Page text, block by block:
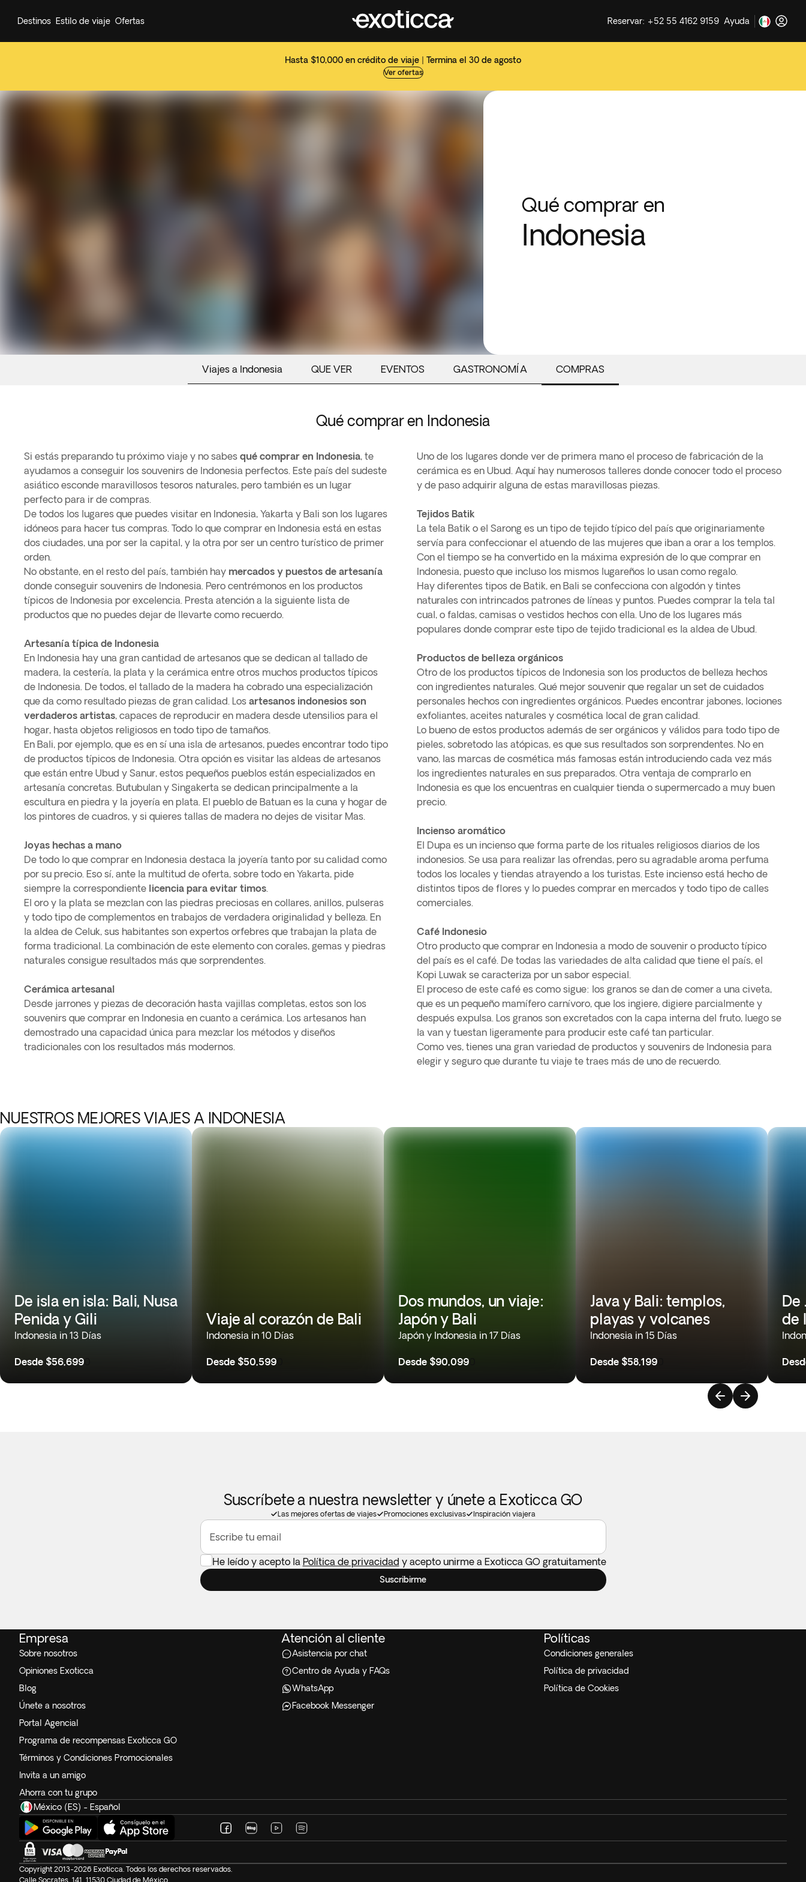
Hasta $10,000 en crédito de viaje | Termina el 30 de agosto
Ver ofertas
Destinos Estilo de viaje Ofertas Reservar: +52 55 4162 9159 Ayuda
Qué comprar en
Indonesia
Viajes a Indonesia QUE VER EVENTOS GASTRONOMÍA COMPRAS
Qué comprar en Indonesia
Si estás preparando tu próximo viaje y no sabes qué comprar en Indonesia, te
ayudamos a conseguir los souvenirs de Indonesia perfectos. Este país del sudeste
asiático esconde maravillosos tesoros naturales, pero también es un lugar
perfecto para ir de compras.
De todos los lugares que puedes visitar en Indonesia, Yakarta y Bali son los lugares
idóneos para hacer tus compras. Todo lo que comprar en Indonesia está en estas
dos ciudades, una por ser la capital, y la otra por ser un centro turístico de primer
orden.
No obstante, en el resto del país, también hay mercados y puestos de artesanía
donde conseguir souvenirs de Indonesia. Pero centrémonos en los productos
típicos de Indonesia por excelencia. Presta atención a la siguiente lista de
productos que no puedes dejar de llevarte como recuerdo.
Artesanía típica de Indonesia
En Indonesia hay una gran cantidad de artesanos que se dedican al tallado de
madera, la cestería, la plata y la cerámica entre otros muchos productos típicos
de Indonesia. De todos, el tallado de la madera ha cobrado una especialización
que da como resultado piezas de gran calidad. Los artesanos indonesios son
verdaderos artistas, capaces de reproducir en madera desde utensilios para el
hogar, hasta objetos religiosos en todo tipo de tamaños.
En Bali, por ejemplo, que es en sí una isla de artesanos, puedes encontrar todo tipo
de productos típicos de Indonesia. Otra opción es visitar las aldeas de artesanos
que están entre Ubud y Sanur, estos pequeños pueblos están especializados en
artesanía concretas. Butubulan y Singakerta se dedican principalmente a la
escultura en piedra y la joyería en plata. El pueblo de Batuan es la cuna y hogar de
los pintores de cuadros, y si quieres tallas de madera no dejes de visitar Mas.
Joyas hechas a mano
De todo lo que comprar en Indonesia destaca la joyería tanto por su calidad como
por su precio. Eso sí, ante la multitud de oferta, sobre todo en Yakarta, pide
siempre la correspondiente licencia para evitar timos.
El oro y la plata se mezclan con las piedras preciosas en collares, anillos, pulseras
y todo tipo de complementos en trabajos de verdadera originalidad y belleza. En
la aldea de Celuk, sus habitantes son expertos orfebres que trabajan la plata de
forma tradicional. La combinación de este elemento con corales, gemas y piedras
naturales consigue resultados más que sorprendentes.
Cerámica artesanal
Desde jarrones y piezas de decoración hasta vajillas completas, estos son los
souvenirs que comprar en Indonesia en cuanto a cerámica. Los artesanos han
demostrado una capacidad única para mezclar los métodos y diseños
tradicionales con los resultados más modernos.
Uno de los lugares donde ver de primera mano el proceso de fabricación de la
cerámica es en Ubud. Aquí hay numerosos talleres donde conocer todo el proceso
y de paso adquirir alguna de estas maravillosas piezas.
Tejidos Batik
La tela Batik o el Sarong es un tipo de tejido típico del país que originariamente
servía para confeccionar el atuendo de las mujeres que iban a orar a los templos.
Con el tiempo se ha convertido en la máxima expresión de lo que comprar en
Indonesia, puesto que incluso los mismos lugareños lo usan como regalo.
Hay diferentes tipos de Batik, en Bali se confecciona con algodón y tintes
naturales con intrincados patrones de líneas y puntos. Puedes comprar la tela tal
cual, o faldas, camisas o vestidos hechos con ella. Uno de los lugares más
populares donde comprar este tipo de tejido tradicional es la aldea de Ubud.
Productos de belleza orgánicos
Otro de los productos típicos de Indonesia son los productos de belleza hechos
con ingredientes naturales. Qué mejor souvenir que regalar un set de cuidados
personales hechos con ingredientes orgánicos. Puedes encontrar jabones, lociones
exfoliantes, aceites naturales y cosmética local de gran calidad.
Lo bueno de estos productos además de ser orgánicos y válidos para todo tipo de
pieles, sobretodo las atópicas, es que sus resultados son sorprendentes. No en
vano, las marcas de cosmética más famosas están introduciendo cada vez más
los ingredientes naturales en sus preparados. Otra ventaja de comprarlo en
Indonesia es que los encuentras en cualquier tienda o supermercado a muy buen
precio.
Incienso aromático
El Dupa es un incienso que forma parte de los rituales religiosos diarios de los
indonesios. Se usa para realizar las ofrendas, pero su agradable aroma perfuma
todos los locales y tiendas atrayendo a los turistas. Este incienso está hecho de
distintos tipos de flores y lo puedes comprar en mercados y todo tipo de calles
comerciales.
Café Indonesio
Otro producto que comprar en Indonesia a modo de souvenir o producto típico
del país es el café. De todas las variedades de alta calidad que tiene el país, el
Kopi Luwak se caracteriza por un sabor especial.
El proceso de este café es como sigue: los granos se dan de comer a una civeta,
que es un pequeño mamífero carnívoro, que los ingiere, digiere parcialmente y
después expulsa. Los granos son excretados con la capa interna del fruto, luego se
la van y tuestan ligeramente para producir este café tan particular.
Como ves, tienes una gran variedad de productos y souvenirs de Indonesia para
elegir y seguro que durante tu viaje te traes más de uno de recuerdo.
NUESTROS MEJORES VIAJES A INDONESIA
De isla en isla: Bali, Nusa
Penida y Gili
Indonesia in 13 Días
Desde $56,699
Viaje al corazón de Bali
Indonesia in 10 Días
Desde $50,599
Dos mundos, un viaje:
Japón y Bali
Japón y Indonesia in 17 Días
Desde $90,099
Java y Bali: templos,
playas y volcanes
Indonesia in 15 Días
Desde $58,199
De
de
Suscríbete a nuestra newsletter y únete a Exoticca GO
Las mejores ofertas de viajes Promociones exclusivas Inspiración viajera
Escribe tu email
He leído y acepto la Política de privacidad y acepto unirme a Exoticca GO gratuitamente
Suscribirme
Empresa
Sobre nosotros
Opiniones Exoticca
Blog
Únete a nosotros
Portal Agencial
Programa de recompensas Exoticca GO
Términos y Condiciones Promocionales
Invita a un amigo
Ahorra con tu grupo
Atención al cliente
Asistencia por chat
Centro de Ayuda y FAQs
WhatsApp
Facebook Messenger
Políticas
Condiciones generales
Política de privacidad
Política de Cookies
México (ES) - Español
Copyright 2013-2026 Exoticca. Todos los derechos reservados.
Calle Socrates, 141, 11530 Ciudad de México